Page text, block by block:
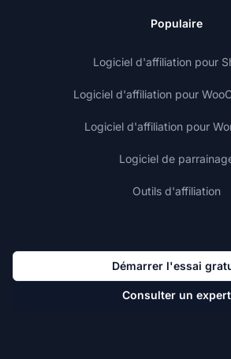
Populaire
Logiciel d'affiliation pour
Logiciel d'affiliation pour
Logiciel d'affiliation pour
Logiciel de
Outils d'affiliation
Démarrer l'essai
Consulter un expert